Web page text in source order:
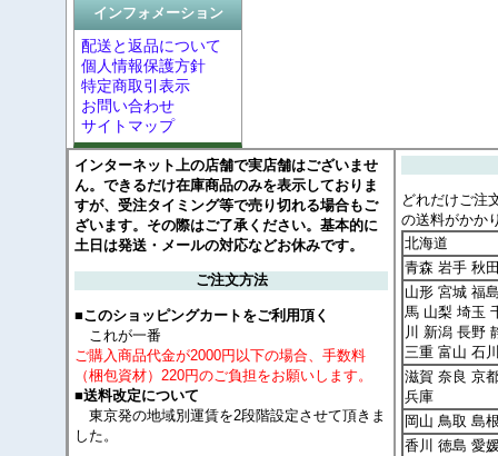
インフォメーション
配送と返品について
個人情報保護方針
特定商取引表示
お問い合わせ
サイトマップ
インターネット上の店舗で実店舗はございませ
ん。できるだけ在庫商品のみを表示しておりま
すが、受注タイミング等で売り切れる場合もご
ざいます。その際はご了承ください。基本的に
土日は発送・メールの対応などお休みです。
ご注文方法
■このショッピングカートをご利用頂く
これが一番
ご購入商品代金が2000円以下の場合、手数料
（梱包資材）220円のご負担をお願いします。
■送料改定について
東京発の地域別運賃を2段階設定させて頂きま
した。
どれだけご注
の送料がかか
北海道
青森 岩手 秋
山形 宮城 福
馬 山梨 埼玉
川 新潟 長野
三重 富山 石
滋賀 奈良 京
兵庫
岡山 鳥取 島
香川 徳島 愛